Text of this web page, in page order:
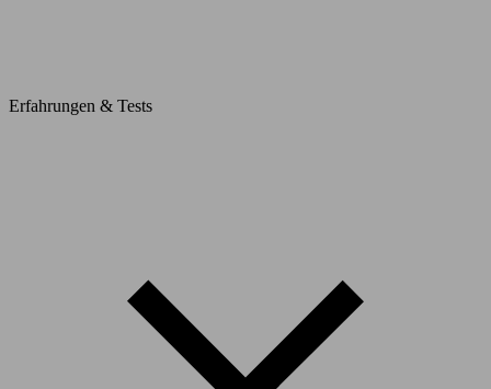
Erfahrungen & Tests